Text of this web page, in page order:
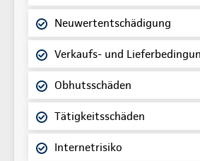
Neuwertentschädigung
Verkaufs- und
Obhutsschäden
Tätigkeitsschäden
Internetrisiko